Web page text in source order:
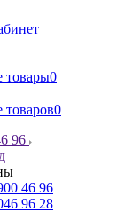
товары0
товаров0
96
46 96
96 28